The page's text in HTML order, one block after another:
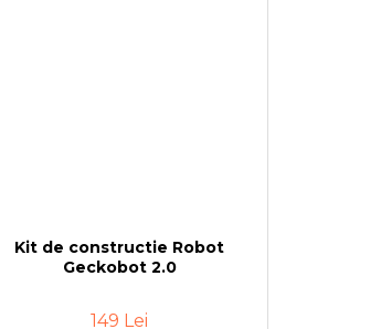
Kit de constructie Robot
Geckobot 2.0
149 Lei